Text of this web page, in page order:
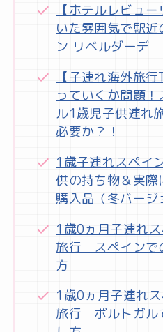
【ホテルレビュ
いた雰囲気で駅
ン リベルダーデ
【子連れ海外旅
っていくか問題
ル1歳児子供連れ
必要か？！
1歳子連れスペ
供の持ち物＆実
購入品（冬バージ
1歳0ヵ月子連れ
旅行 スペインで
方
1歳0ヵ月子連れ
旅行 ポルトガル